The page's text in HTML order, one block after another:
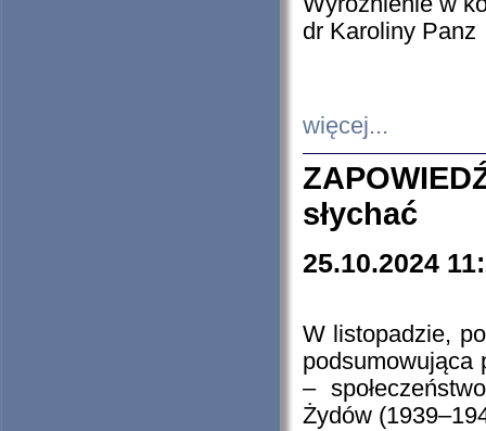
dr Karoliny Panz
więcej...
słychać
25.10.2024
W listopadzie,
podsumowująca
–
Żydów